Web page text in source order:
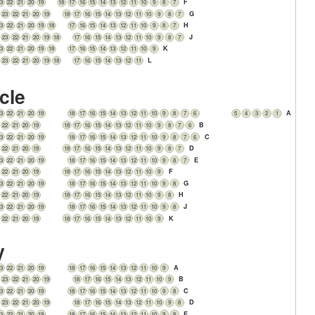
7
8
9
10
11
12
13
14
15
16
17
18
19
20
21
22 F
7
8
9
10
11
12
13
14
15
16
17
18
19
20
21
22
23 G
7
8
9
10
11
12
13
14
15
16
17
18
19
20
21
22 H
7
8
9
10
11
12
13
14
15
16
17
18
19
20
21
22
23 J
9
10
11
12
13
14
15
16
17
18
19
20
21
22 K
11
12
13
14
15
16
17
18
19
20
21
22
23 L
1
2
3
4
5
6
7
8
9
10
11
12
13
14
15
16
17
18
19
20
21
22 A
6
7
8
9
10
11
12
13
14
15
16
17
18
19
20
21
22 B
6
7
8
9
10
11
12
13
14
15
16
17
18
19
20
21
22 C
7
8
9
10
11
12
13
14
15
16
17
18
19
20
21
22 D
7
8
9
10
11
12
13
14
15
16
17
18
19
20
21
22 E
9
10
11
12
13
14
15
16
17
18
19
20
21
22 F
8
9
10
11
12
13
14
15
16
17
18
19
20
21
22 G
8
9
10
11
12
13
14
15
16
17
18
19
20
21
22 H
8
9
10
11
12
13
14
15
16
17
18
19
20
21
22 J
9
10
11
12
13
14
15
16
17
18
19
20
21
22 K
9
10
11
12
13
14
15
16
17
18
19
20
21
22 A
9
10
11
12
13
14
15
16
17
18
19
20
21
22
23 B
8
9
10
11
12
13
14
15
16
17
18
19
20
21
22 C
8
9
10
11
12
13
14
15
16
17
18
19
20
21
22
23 D